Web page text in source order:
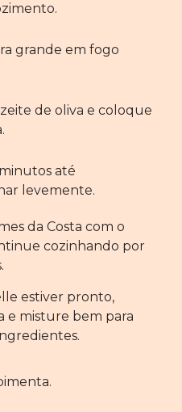
grande em fogo
de oliva e coloque
até
levemente.
da Costa com o
cozinhando por
estiver pronto,
e misture bem para